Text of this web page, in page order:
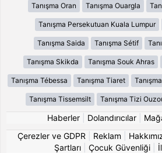
Tanışma Oran Tanışma Ouargla
Tanışma Persekutuan Kuala Lumpur
Tanışma Saida Tanışma Sétif
Tanışma Skikda Tanışma Souk Ahras
Tanışma Tébessa Tanışma Tiaret
Tanışma Tissemsilt Tanışma Tizi
Haberler Dolandırıcılar
Çerezler ve GDPR
Reklam
Şartları| Çocuk Güvenliği|